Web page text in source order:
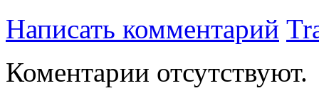
Написать комментарий
Коментарии отсутствуют.